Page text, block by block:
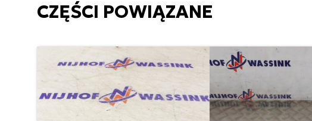
CZĘŚCI POWIĄZANE